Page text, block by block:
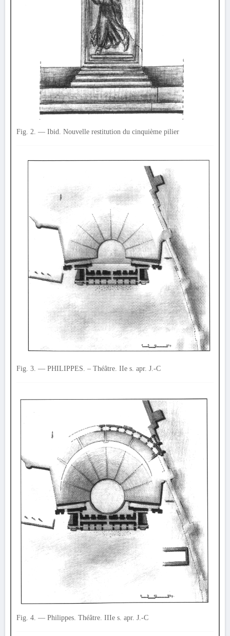
Fig. 2. — Ibid. Nouvelle restitution du cinquième pilier
Fig. 3. — PHILIPPES. – Théâtre. IIe s. apr. J.-C
Fig. 4. — Philippes. Théâtre. IIIe s. apr. J.-C